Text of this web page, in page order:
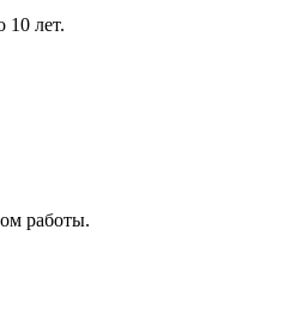
10 лет.
работы.